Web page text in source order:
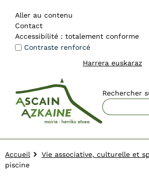
Aller au contenu
Contact
Accessibilité : totalement conforme
Contraste renforcé
Harrera euskaraz
Rechercher
Accueil Vie associative, culturelle et
piscine